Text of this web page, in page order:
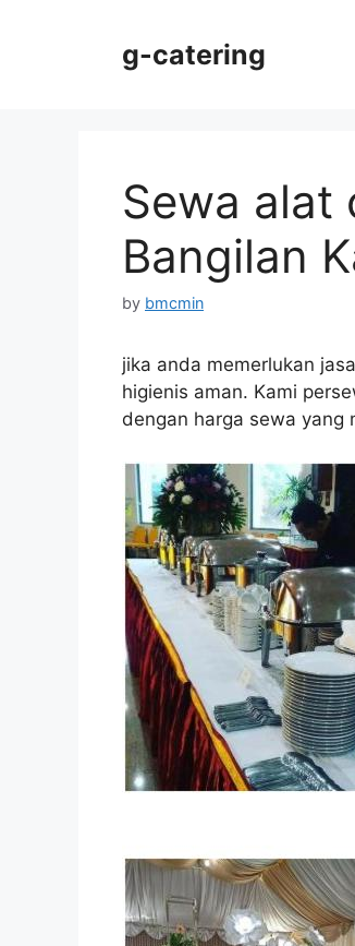
g-catering
Sewa alat
Bangilan
by bmcmin
jika anda memerlukan
higienis aman. Kami
dengan harga sewa yang